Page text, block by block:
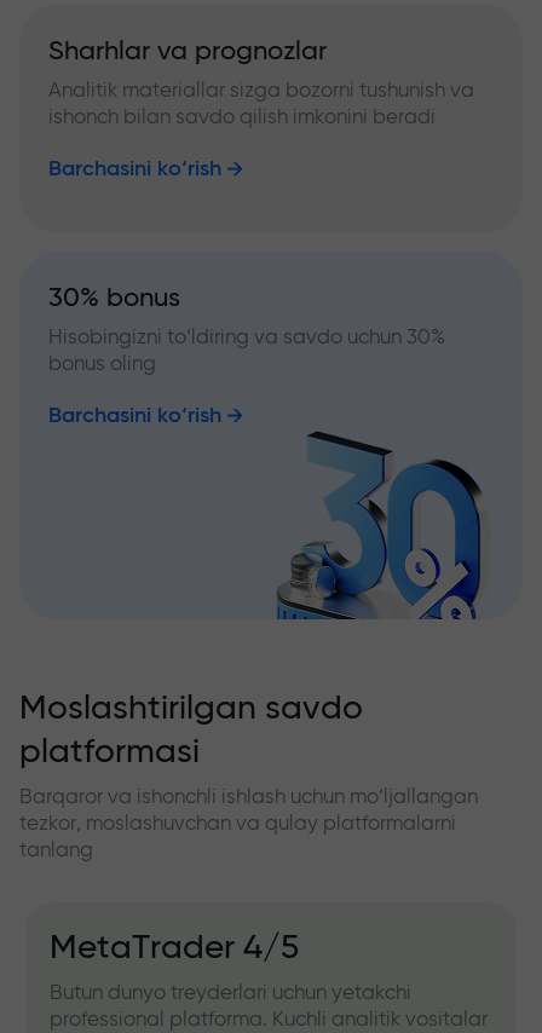
Sharhlar va prognozlar
Analitik materiallar sizga bozorni tushunish va
ishonch bilan savdo qilish imkonini beradi
Barchasini ko‘rish
30% bonus
Hisobingizni to‘ldiring va savdo uchun 30%
bonus oling
Barchasini ko‘rish
Moslashtirilgan savdo
platformasi
Barqaror va ishonchli ishlash uchun mo‘ljallangan
tezkor, moslashuvchan va qulay platformalarni
tanlang
MetaTrader 4/5
Butun dunyo treyderlari uchun yetakchi
professional platforma. Kuchli analitik vositalar